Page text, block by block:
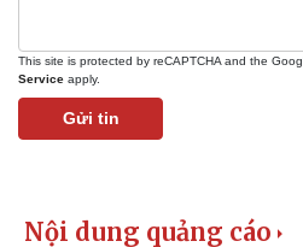
This site is protected by reCAPTCHA and the
Service apply.
Gửi tin